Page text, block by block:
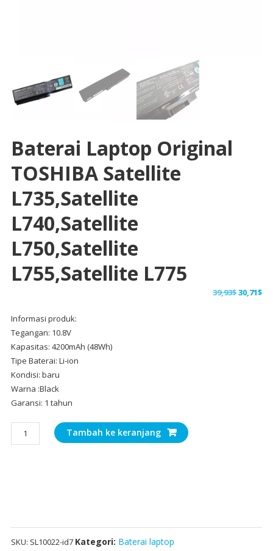
Baterai Laptop Original
TOSHIBA Satellite
L735,Satellite
L740,Satellite
L750,Satellite
L755,Satellite L775
39,93$Harga
30,71$
Informasi produk:
Tegangan: 10.8V
Kapasitas: 4200mAh (48Wh)
Tipe Baterai: Li-ion
Kondisi: baru
Warna :Black
Garansi: 1 tahun
Kuantitas
Baterai
L740,Satellite
L750,Satellite
Tambah ke keranjang
SKU: SL10022-id7 Kategori: Baterai laptop